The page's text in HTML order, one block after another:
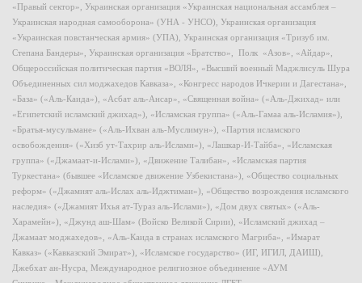
«Правый сектор», Украинская организация «Украинская национальная ассамблея –
Украинская народная самооборона» (УНА - УНСО), Украинская организация
«Украинская повстанческая армия» (УПА), Украинская организация «Тризуб им.
Степана Бандеры», Украинская организация «Братство», Полк «Азов», «Айдар»,
Общероссийская политическая партия «ВОЛЯ», «Высший военный Маджлисуль Шура
Объединенных сил моджахедов Кавказа», «Конгресс народов Ичкерии и Дагестана»,
«База» («Аль-Каида»), «Асбат аль-Ансар», «Священная война» («Аль-Джихад» или
«Египетский исламский джихад»), «Исламская группа» («Аль-Гамаа аль-Исламия»),
«Братья-мусульмане» («Аль-Ихван аль-Муслимун»), «Партия исламского
освобождения» («Хизб ут-Тахрир аль-Ислами»), «Лашкар-И-Тайба», «Исламская
группа» («Джамаат-и-Ислами»), «Движение Талибан», «Исламская партия
Туркестана» (бывшее «Исламское движение Узбекистана»), «Общество социальных
реформ» («Джамият аль-Ислах аль-Иджтимаи»), «Общество возрождения исламского
наследия» («Джамият Ихья ат-Тураз аль-Ислами»), «Дом двух святых» («Аль-
Харамейн»), «Джунд аш-Шам» (Войско Великой Сирии), «Исламский джихад –
Джамаат моджахедов», «Аль-Каида в странах исламского Магриба», «Имарат
Кавказ» («Кавказский Эмират»), «Исламское государство» (ИГ, ИГИЛ, ДАИШ),
Джебхат ан-Нусра, Международное религиозное объединение «АУМ